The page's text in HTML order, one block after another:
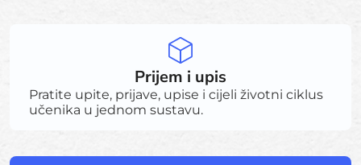
Prijem i upis
Pratite upite, prijave, upise i cijeli životni ciklus
učenika u jednom sustavu.